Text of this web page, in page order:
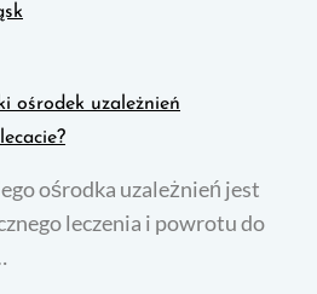
ośrodek uzależnień
ośrodka uzależnień jest
leczenia i powrotu do